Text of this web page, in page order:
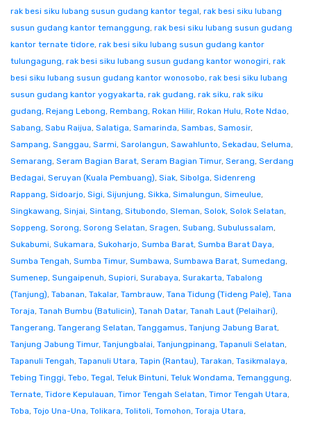
rak besi siku lubang susun gudang kantor tegal, rak besi siku lubang
susun gudang kantor temanggung, rak besi siku lubang susun gudang
kantor ternate tidore, rak besi siku lubang susun gudang kantor
tulungagung, rak besi siku lubang susun gudang kantor wonogiri, rak
besi siku lubang susun gudang kantor wonosobo, rak besi siku lubang
susun gudang kantor yogyakarta, rak gudang, rak siku, rak siku
gudang, Rejang Lebong, Rembang, Rokan Hilir, Rokan Hulu, Rote Ndao,
Sabang, Sabu Raijua, Salatiga, Samarinda, Sambas, Samosir,
Sampang, Sanggau, Sarmi, Sarolangun, Sawahlunto, Sekadau, Seluma,
Semarang, Seram Bagian Barat, Seram Bagian Timur, Serang, Serdang
Bedagai, Seruyan (Kuala Pembuang), Siak, Sibolga, Sidenreng
Rappang, Sidoarjo, Sigi, Sijunjung, Sikka, Simalungun, Simeulue,
Singkawang, Sinjai, Sintang, Situbondo, Sleman, Solok, Solok Selatan,
Soppeng, Sorong, Sorong Selatan, Sragen, Subang, Subulussalam,
Sukabumi, Sukamara, Sukoharjo, Sumba Barat, Sumba Barat Daya,
Sumba Tengah, Sumba Timur, Sumbawa, Sumbawa Barat, Sumedang,
Sumenep, Sungaipenuh, Supiori, Surabaya, Surakarta, Tabalong
(Tanjung), Tabanan, Takalar, Tambrauw, Tana Tidung (Tideng Pale), Tana
Toraja, Tanah Bumbu (Batulicin), Tanah Datar, Tanah Laut (Pelaihari),
Tangerang, Tangerang Selatan, Tanggamus, Tanjung Jabung Barat,
Tanjung Jabung Timur, Tanjungbalai, Tanjungpinang, Tapanuli Selatan,
Tapanuli Tengah, Tapanuli Utara, Tapin (Rantau), Tarakan, Tasikmalaya,
Tebing Tinggi, Tebo, Tegal, Teluk Bintuni, Teluk Wondama, Temanggung,
Ternate, Tidore Kepulauan, Timor Tengah Selatan, Timor Tengah Utara,
Toba, Tojo Una-Una, Tolikara, Tolitoli, Tomohon, Toraja Utara,